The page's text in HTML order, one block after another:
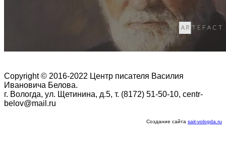
Copyright © 2016-2022 Центр писателя Василия
Ивановича Белова.
г. Вологда, ул. Щетинина, д.5, т. (8172) 51-50-10, centr-
belov@mail.ru
Создание сайта sait-vologda.ru